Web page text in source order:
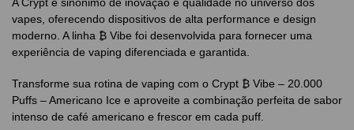
vapes, oferecendo dispositivos de alta performance e design
moderno. A linha ₿ Vibe foi desenvolvida para fornecer uma
experiência de vaping diferenciada e garantida.
Transforme sua rotina de vaping com o Crypt ₿ Vibe – 20.000
Puffs – Americano Ice e aproveite a combinação perfeita de sabor
intenso de café americano e frescor em cada puff.